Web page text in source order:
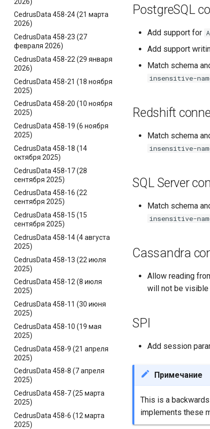
CedrusData 458-24 (21 марта
2026)
CedrusData 458-23 (27
февраля 2026)
CedrusData 458-22 (29 января
2026)
CedrusData 458-21 (18 ноября
2025)
CedrusData 458-20 (10 ноября
2025)
CedrusData 458-19 (6 ноября
2025)
CedrusData 458-18 (14
октября 2025)
CedrusData 458-17 (28
сентября 2025)
CedrusData 458-16 (22
сентября 2025)
CedrusData 458-15 (15
сентября 2025)
CedrusData 458-14 (4 августа
2025)
CedrusData 458-13 (22 июля
2025)
CedrusData 458-12 (8 июля
2025)
CedrusData 458-11 (30 июня
2025)
CedrusData 458-10 (19 мая
2025)
CedrusData 458-9 (21 апреля
2025)
CedrusData 458-8 (7 апреля
2025)
CedrusData 458-7 (25 марта
2025)
CedrusData 458-6 (12 марта
2025)
PostgreSQL
Add support for
Add support
Match schema
insensitive-
Redshift
Match schema
insensitive-
SQL Server
Match schema
insensitive-
Cassandra
Allow reading
will not be visible
SPI
Add session
Примечание
This is a
implements these